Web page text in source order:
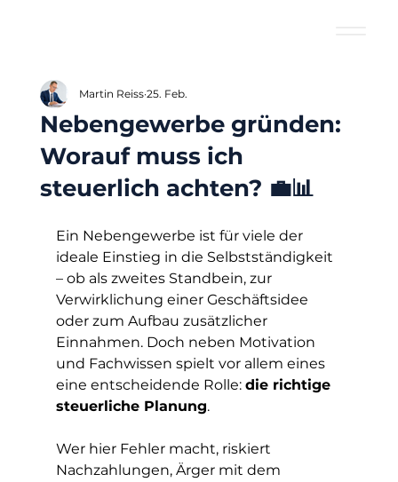
Nebengewerbe gründen:
Worauf muss ich
steuerlich achten? 💼📊
Martin Reiss 25. Feb.
Ein Nebengewerbe ist für viele der
ideale Einstieg in die Selbstständigkeit
– ob als zweites Standbein, zur
Verwirklichung einer Geschäftsidee
oder zum Aufbau zusätzlicher
Einnahmen. Doch neben Motivation
und Fachwissen spielt vor allem eines
eine entscheidende Rolle: die richtige
steuerliche Planung.
Wer hier Fehler macht, riskiert
Nachzahlungen, Ärger mit dem